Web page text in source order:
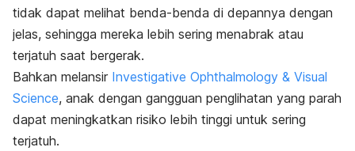
tidak dapat melihat benda-benda di depannya dengan
jelas, sehingga mereka lebih sering menabrak atau
terjatuh saat bergerak.
Bahkan melansir Investigative Ophthalmology & Visual
Science, anak dengan gangguan penglihatan yang parah
dapat meningkatkan risiko lebih tinggi untuk sering
terjatuh.